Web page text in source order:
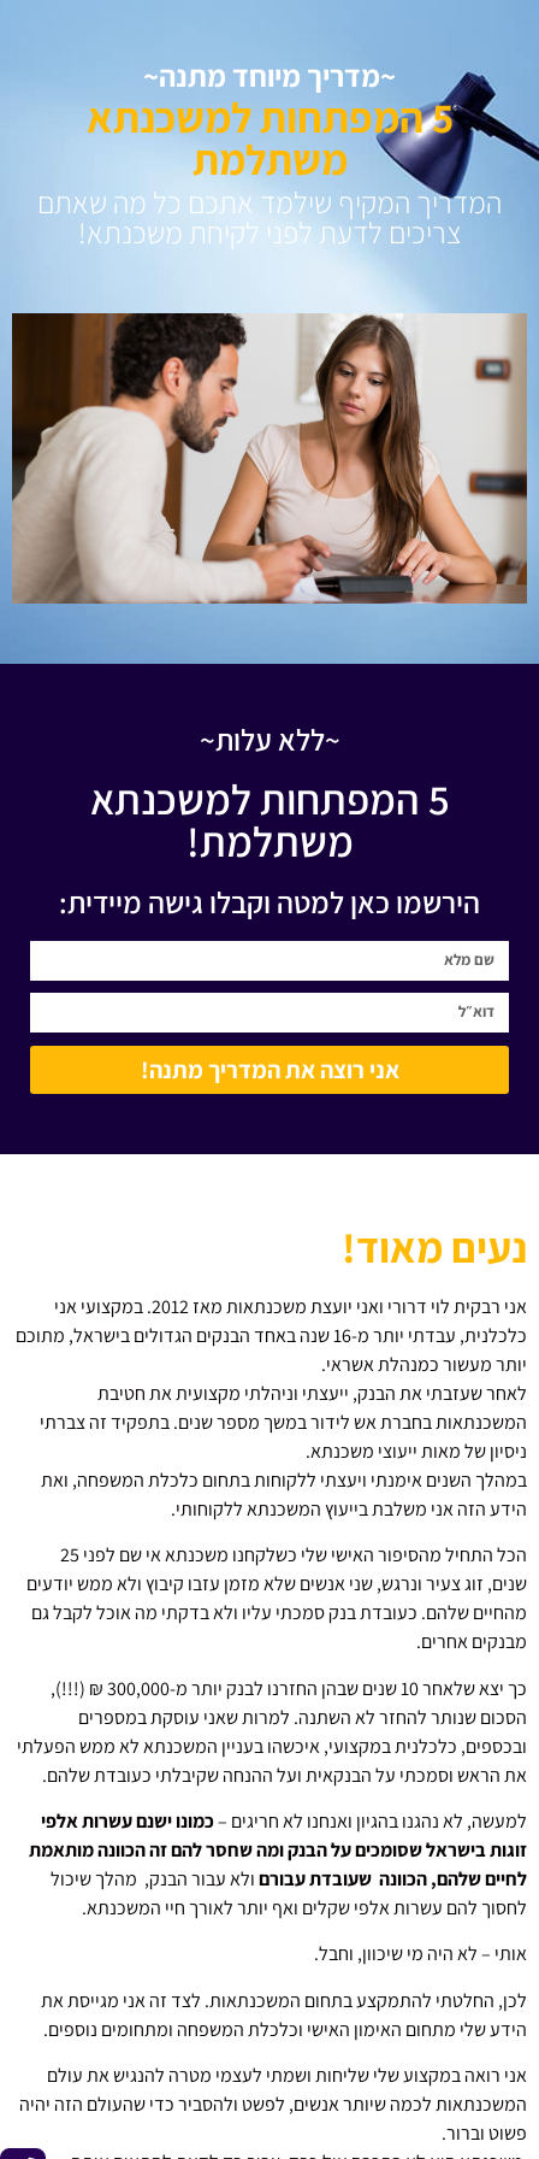
~מדריך מיוחד מתנה~
5 המפתחות למשכנתא
משתלמת
המדריך המקיף שילמד אתכם כל מה שאתם
צריכים לדעת לפני לקיחת משכנתא!
~ללא עלות~
5 המפתחות למשכנתא
משתלמת!
הירשמו כאן למטה וקבלו גישה מיידית:
אני רוצה את המדריך מתנה!
נעים מאוד!
אני רבקית לוי דרורי ואני יועצת משכנתאות מאז 2012. במקצועי אני
כלכלנית, עבדתי יותר מ-16 שנה באחד הבנקים הגדולים בישראל, מתוכם
יותר מעשור כמנהלת אשראי.
לאחר שעזבתי את הבנק, ייעצתי וניהלתי מקצועית את חטיבת
המשכנתאות בחברת אש לידור במשך מספר שנים. בתפקיד זה צברתי
ניסיון של מאות ייעוצי משכנתא.
במהלך השנים אימנתי ויעצתי ללקוחות בתחום כלכלת המשפחה, ואת
הידע הזה אני משלבת בייעוץ המשכנתא ללקוחותי.
הכל התחיל מהסיפור האישי שלי כשלקחנו משכנתא אי שם לפני 25
שנים, זוג צעיר ונרגש, שני אנשים שלא מזמן עזבו קיבוץ ולא ממש יודעים
מהחיים שלהם. כעובדת בנק סמכתי עליו ולא בדקתי מה אוכל לקבל גם
מבנקים אחרים.
כך יצא שלאחר 10 שנים שבהן החזרנו לבנק יותר מ-300,000 ₪ (!!!),
הסכום שנותר להחזר לא השתנה. למרות שאני עוסקת במספרים
ובכספים, כלכלנית במקצועי, איכשהו בעניין המשכנתא לא ממש הפעלתי
את הראש וסמכתי על הבנקאית ועל ההנחה שקיבלתי כעובדת שלהם.
למעשה, לא נהגנו בהגיון ואנחנו לא חריגים –כמונו ישנם עשרות אלפי
זוגות בישראל שסומכים על הבנק ומה שחסר להם זההכוונה מותאמת
לחיים שלהם, הכוונה שעובדת עבורםולא עבור הבנק, מהלך שיכול
לחסוך להם עשרות אלפי שקלים ואף יותר לאורך חיי המשכנתא.
אותי – לא היה מי שיכוון, וחבל.
לכן, החלטתי להתמקצע בתחום המשכנתאות. לצד זה אני מגייסת את
הידע שלי מתחום האימון האישי וכלכלת המשפחה ומתחומים נוספים.
אני רואה במקצוע שלי שליחות ושמתי לעצמי מטרה להנגיש את עולם
המשכנתאות לכמה שיותר אנשים, לפשט ולהסביר כדי שהעולם הזה יהיה
פשוט וברור.